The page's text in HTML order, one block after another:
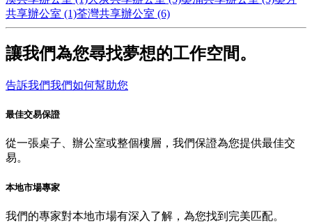
共享辦公室 (1)荃灣共享辦公室 (6)
讓我們為您尋找夢想的工作空間。
告訴我們我們如何幫助您
最佳交易保證
從一張桌子、辦公室或整個樓層，我們保證為您提供最佳交
易。
本地市場專家
我們的專家對本地市場有深入了解，為您找到完美匹配。